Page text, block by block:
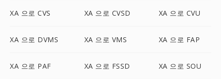
XA 으로 CVS XA 으로 CVSD XA 으로 CVU
XA 으로 DVMS XA 으로 VMS XA 으로 FAP
XA 으로 PAF XA 으로 FSSD XA 으로 SOU